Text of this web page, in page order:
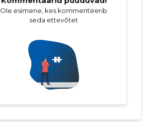
Ole esimene, kes kommenteerib
seda ettevõtet